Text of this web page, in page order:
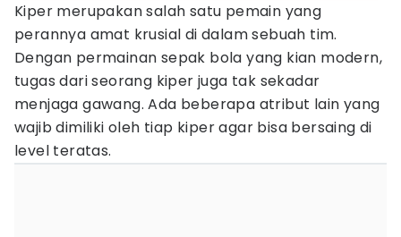
Kiper merupakan salah satu pemain yang
perannya amat krusial di dalam sebuah tim.
Dengan permainan sepak bola yang kian modern,
tugas dari seorang kiper juga tak sekadar
menjaga gawang. Ada beberapa atribut lain yang
wajib dimiliki oleh tiap kiper agar bisa bersaing di
level teratas.